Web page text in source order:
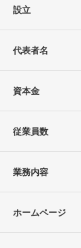
設立
代表者名
資本金
従業員数
業務内容
ホームページ